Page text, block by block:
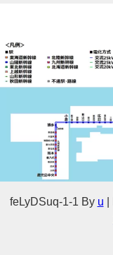
feLyDSuq-1-1 By u